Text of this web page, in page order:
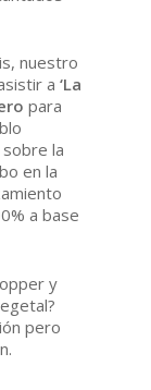
nuestro
a ‘La
para
la
en la
a base
y
pero